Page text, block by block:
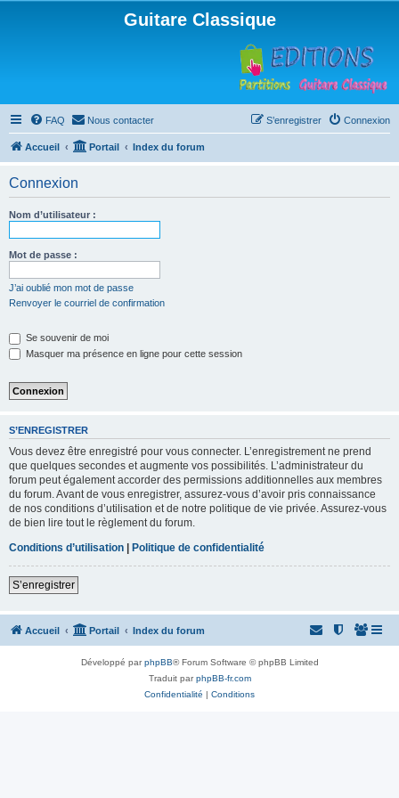
Guitare Classique
FAQ Nous contacter Connexion
S’enregistrer
Accueil Portail Index du forum
Connexion
Nom d’utilisateur :
Mot de passe :
J’ai oublié mon mot de passe
Renvoyer le courriel de confirmation
Se souvenir de moi
Masquer ma présence en ligne pour cette session
S’ENREGISTRER
Vous devez être enregistré pour vous connecter. L’enregistrement ne prend
que quelques secondes et augmente vos possibilités. L’administrateur du
forum peut également accorder des permissions additionnelles aux membres
du forum. Avant de vous enregistrer, assurez-vous d’avoir pris connaissance
de nos conditions d’utilisation et de notre politique de vie privée. Assurez-vous
de bien lire tout le règlement du forum.
Conditions d’utilisation | Politique de confidentialité
S’enregistrer
Accueil Portail Index du forum
Développé parphpBB® Forum Software © phpBB Limited
Traduit parphpBB-fr.com
Confidentialité | Conditions